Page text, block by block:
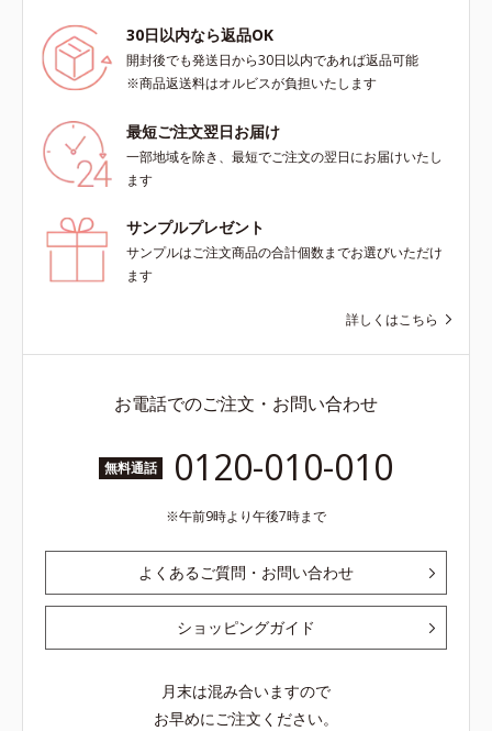
30日以内なら返品OK
開封後でも発送日から30日以内であれば返品可能
※商品返送料はオルビスが負担いたします
最短ご注文翌日お届け
一部地域を除き、最短でご注文の翌日にお届けいたし
ます
サンプルプレゼント
サンプルはご注文商品の合計個数までお選びいただけ
ます
詳しくはこちら
お電話でのご注文・お問い合わせ
無料通話 0120-010-010
午前9時より午後7時まで
よくあるご質問・お問い合わせ
ショッピングガイド
月末は混み合いますので
お早めにご注文ください。